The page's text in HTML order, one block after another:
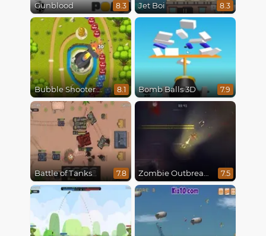
Gunblood 8.3 Jet Boi 8.3
Bubble Shooter Online 8.1 Bomb Balls 3D 7.9
Battle of Tanks 7.8 Zombie Outbreak Arena 7.5